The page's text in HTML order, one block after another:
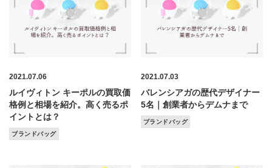
2021.07.06
ルイヴィトン キーポルの買取価
格例と相場を紹介。高く売るポ
イントとは？
ブランドバッグ
2021.07.03
バレンシアガの歴代デザイナー
5名｜創業者からデムナまで
ブランドバッグ